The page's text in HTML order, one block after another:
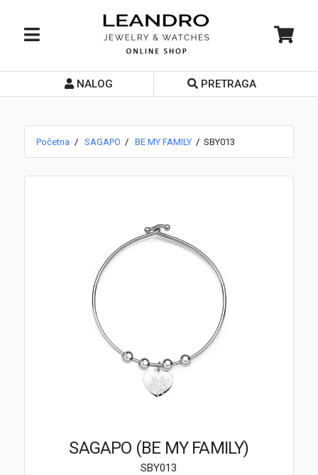
Početna
Prodavnice
NALOG PRETRAGA
Početna SAGAPO BE MY FAMILY SBY013
SAGAPO (BE MY FAMILY)
SBY013